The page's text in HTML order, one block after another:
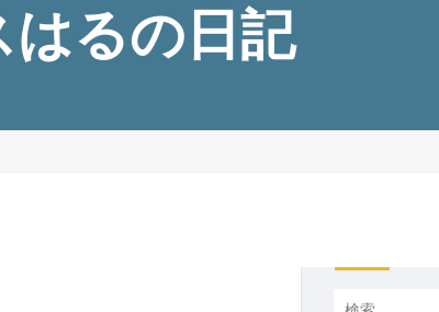
るの日記
検